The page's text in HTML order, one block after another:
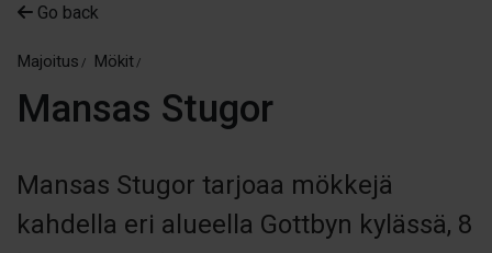
Go back
Majoitus Mökit
Mansas Stugor
Mansas Stugor tarjoaa mökkejä
kahdella eri alueella Gottbyn kylässä, 8